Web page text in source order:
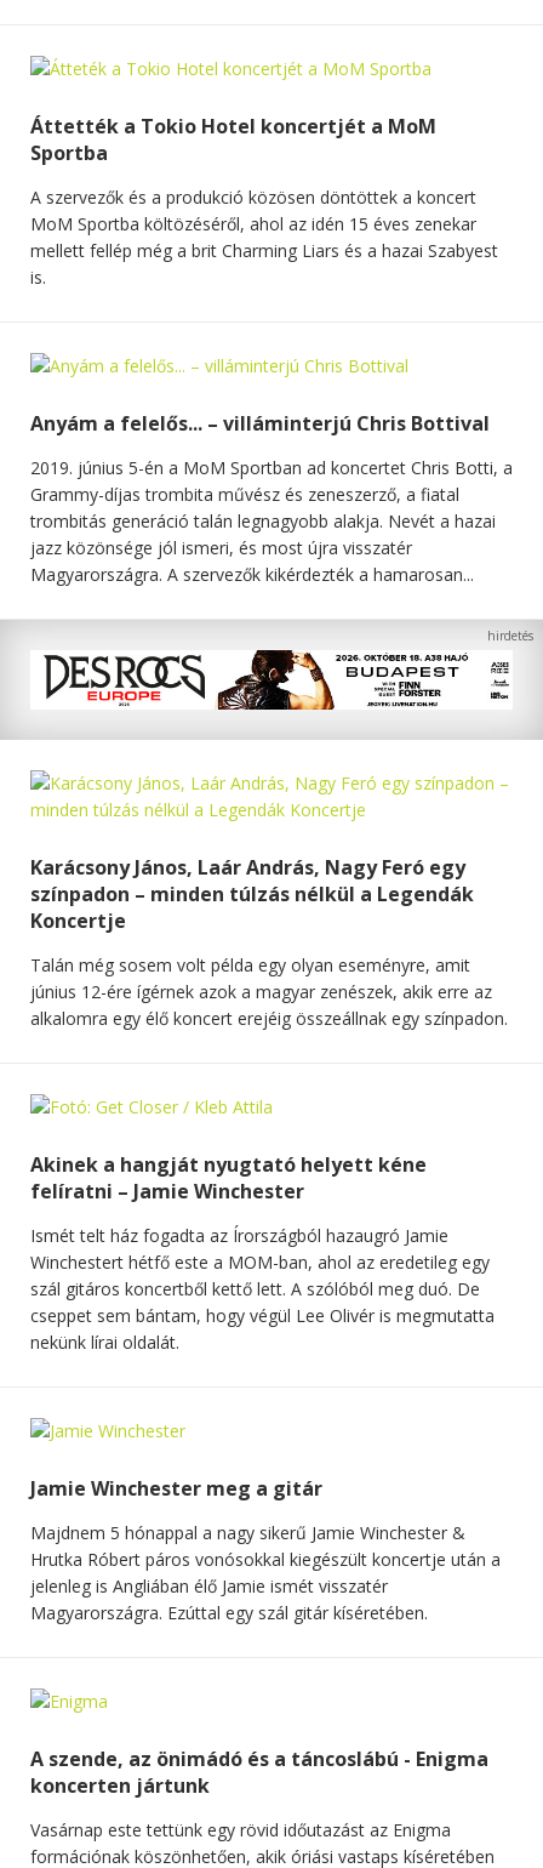
Áttették a Tokio Hotel koncertjét a MoM
Sportba
A szervezők és a produkció közösen döntöttek a koncert
MoM Sportba költözéséről, ahol az idén 15 éves zenekar
mellett fellép még a brit Charming Liars és a hazai Szabyest
is.
Anyám a felelős... – villáminterjú Chris Bottival
2019. június 5-én a MoM Sportban ad koncertet Chris Botti, a
Grammy-díjas trombita művész és zeneszerző, a fiatal
trombitás generáció talán legnagyobb alakja. Nevét a hazai
jazz közönsége jól ismeri, és most újra visszatér
Magyarországra. A szervezők kikérdezték a hamarosan...
Karácsony János, Laár András, Nagy Feró egy
színpadon – minden túlzás nélkül a Legendák
Koncertje
Talán még sosem volt példa egy olyan eseményre, amit
június 12-ére ígérnek azok a magyar zenészek, akik erre az
alkalomra egy élő koncert erejéig összeállnak egy színpadon.
Akinek a hangját nyugtató helyett kéne
felíratni – Jamie Winchester
Ismét telt ház fogadta az Írországból hazaugró Jamie
Winchestert hétfő este a MOM-ban, ahol az eredetileg egy
szál gitáros koncertből kettő lett. A szólóból meg duó. De
cseppet sem bántam, hogy végül Lee Olivér is megmutatta
nekünk lírai oldalát.
Jamie Winchester meg a gitár
Majdnem 5 hónappal a nagy sikerű Jamie Winchester &
Hrutka Róbert páros vonósokkal kiegészült koncertje után a
jelenleg is Angliában élő Jamie ismét visszatér
Magyarországra. Ezúttal egy szál gitár kíséretében.
A szende, az önimádó és a táncoslábú - Enigma
koncerten jártunk
Vasárnap este tettünk egy rövid időutazást az Enigma
formációnak köszönhetően, akik óriási vastaps kíséretében